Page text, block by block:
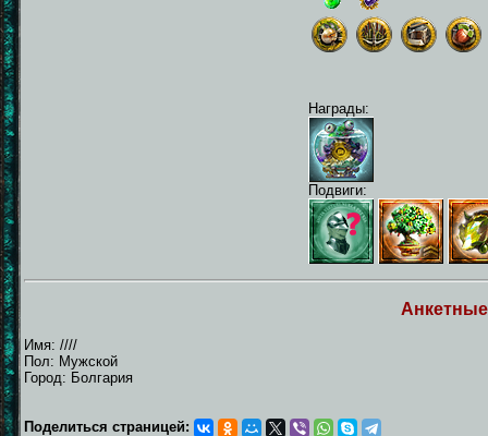
Награды:
Подвиги:
Имя: ////
Пол: Мужской
Город: Болгария
Поделиться страницей: